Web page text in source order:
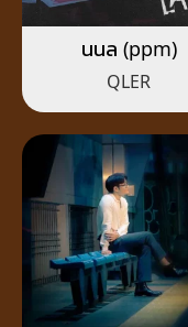
นนล (ppm)
QLER